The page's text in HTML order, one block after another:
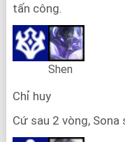
tấn công.
Shen
Chỉ huy
Cứ sau 2 vòng,